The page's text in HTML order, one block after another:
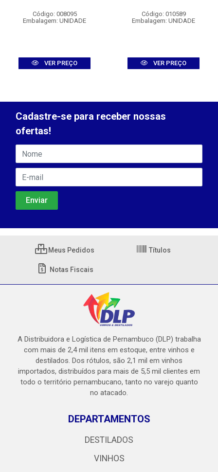
Código: 008095
Embalagem: UNIDADE
VER PREÇO
Código: 010589
Embalagem: UNIDADE
VER PREÇO
Cadastre-se para receber nossas
ofertas!
Meus Pedidos Títulos
Notas Fiscais
A Distribuidora e Logística de Pernambuco (DLP) trabalha
com mais de 2,4 mil itens em estoque, entre vinhos e
destilados. Dos rótulos, são 2,1 mil em vinhos
importados, distribuídos para mais de 5,5 mil clientes em
todo o território pernambucano, tanto no varejo quanto
no atacado.
DEPARTAMENTOS
DESTILADOS
VINHOS